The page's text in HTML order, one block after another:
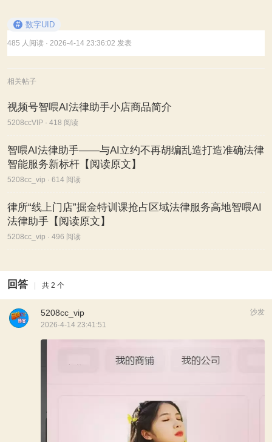
# 数字UID
485 人阅读 · 2026-4-14 23:36:02 发表
相关帖子
视频号智喂AI法律助手小店商品简介
5208ccVIP · 418 阅读
智喂AI法律助手——与AI立约不再胡编乱造打造准确法律
智能服务新标杆【阅读原文】
5208cc_vip · 614 阅读
律所“线上门店”掘金特训课抢占区域法律服务高地智喂AI
法律助手【阅读原文】
5208cc_vip · 496 阅读
回答 共 2 个
沙发
5208cc_vip
2026-4-14 23:41:51